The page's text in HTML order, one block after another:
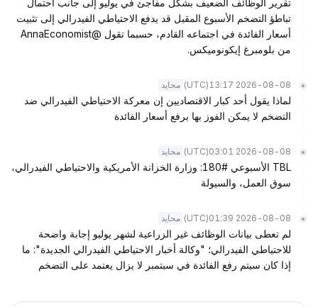
تقرير الوظائف الضعيف بشكل مفاجئ في يوليو إلى جانب احتمال
تباطؤ التضخم الأسبوع المقبل قد يدفع الاحتياطي الفيدرالي إلى تثبيت
أسعار الفائدة في اجتماعه القادم، حسبما تقول @AnnaEconomist
من بلومبرغ إيكونوميكس.
2026-08-08 13:17
(UTC) محايد
لماذا يقول أحد كبار الاقتصاديين إن معركة الاحتياطي الفيدرالي ضد
التضخم لا يمكن الفوز بها برفع أسعار الفائدة
2026-08-08 03:01
(UTC) محايد
TBL الأسبوعي #180: وزارة الخزانة الأمريكية والاحتياطي الفيدرالي،
سوق العمل، والسيولة
2026-08-08 01:39
(UTC) محايد
لم تعطى بيانات الوظائف غير الزراعية لشهر يوليو إجابة واضحة
للاحتياطي الفيدرالي؛ "وكالة أخبار الاحتياطي الفيدرالي الجديدة": ما
إذا كان سيتم رفع الفائدة في سبتمبر لا يزال يعتمد على التضخم